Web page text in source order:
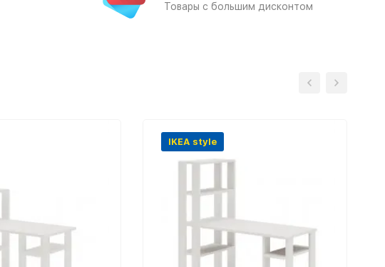
Товары с большим дисконтом
IKEA style